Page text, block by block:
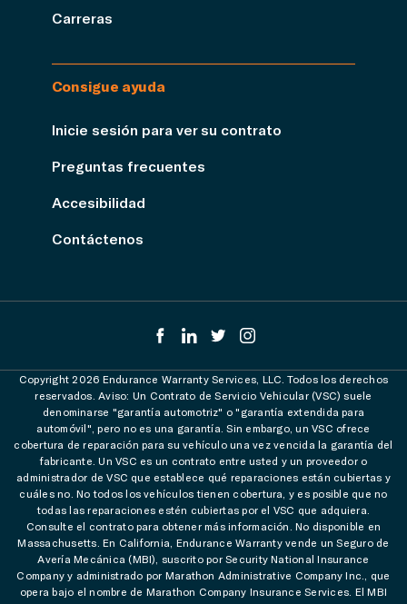
Carreras
Consigue ayuda
Inicie sesión para ver su contrato
Preguntas frecuentes
Accesibilidad
Contáctenos
Copyright 2026 Endurance Warranty Services, LLC. Todos los derechos
reservados. Aviso: Un Contrato de Servicio Vehicular (VSC) suele
denominarse "garantía automotriz" o "garantía extendida para
automóvil", pero no es una garantía. Sin embargo, un VSC ofrece
cobertura de reparación para su vehículo una vez vencida la garantía del
fabricante. Un VSC es un contrato entre usted y un proveedor o
administrador de VSC que establece qué reparaciones están cubiertas y
cuáles no. No todos los vehículos tienen cobertura, y es posible que no
todas las reparaciones estén cubiertas por el VSC que adquiera.
Consulte el contrato para obtener más información. No disponible en
Massachusetts. En California, Endurance Warranty vende un Seguro de
Avería Mecánica (MBI), suscrito por Security National Insurance
Company y administrado por Marathon Administrative Company Inc., que
opera bajo el nombre de Marathon Company Insurance Services. El MBI